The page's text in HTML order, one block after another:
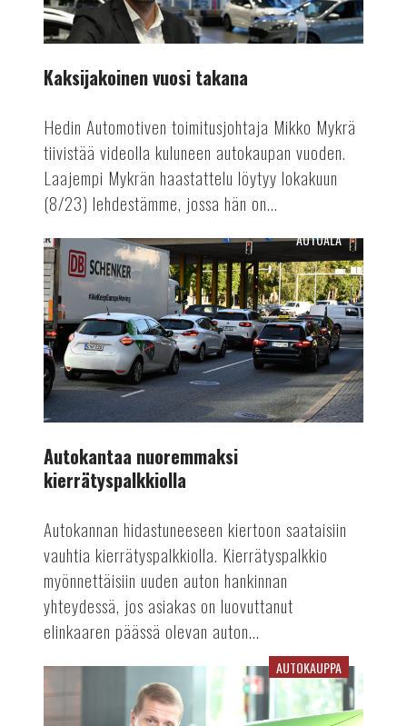
Kaksijakoinen vuosi takana
Hedin Automotiven toimitusjohtaja Mikko Mykrä
tiivistää videolla kuluneen autokaupan vuoden.
Laajempi Mykrän haastattelu löytyy lokakuun
(8/23) lehdestämme, jossa hän on...
Autokantaa
nuoremmaksi
kierrätyspalkkiolla
AUTOALA
Autokantaa nuoremmaksi
kierrätyspalkkiolla
Autokannan hidastuneeseen kiertoon saataisiin
vauhtia kierrätyspalkkiolla. Kierrätyspalkkio
myönnettäisiin uuden auton hankinnan
yhteydessä, jos asiakas on luovuttanut
elinkaaren päässä olevan auton...
Jakkaralla
tänään:
Juha
AUTOKAUPPA